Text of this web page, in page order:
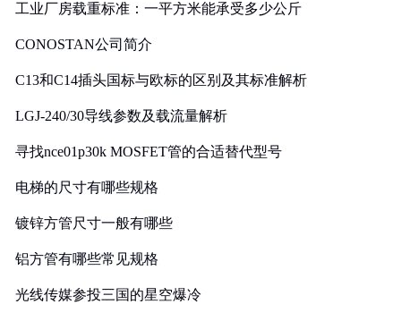
工业厂房载重标准：一平方米能承受多少公斤
CONOSTAN公司简介
C13和C14插头国标与欧标的区别及其标准解析
LGJ-240/30导线参数及载流量解析
寻找nce01p30k MOSFET管的合适替代型号
电梯的尺寸有哪些规格
镀锌方管尺寸一般有哪些
铝方管有哪些常见规格
光线传媒参投三国的星空爆冷